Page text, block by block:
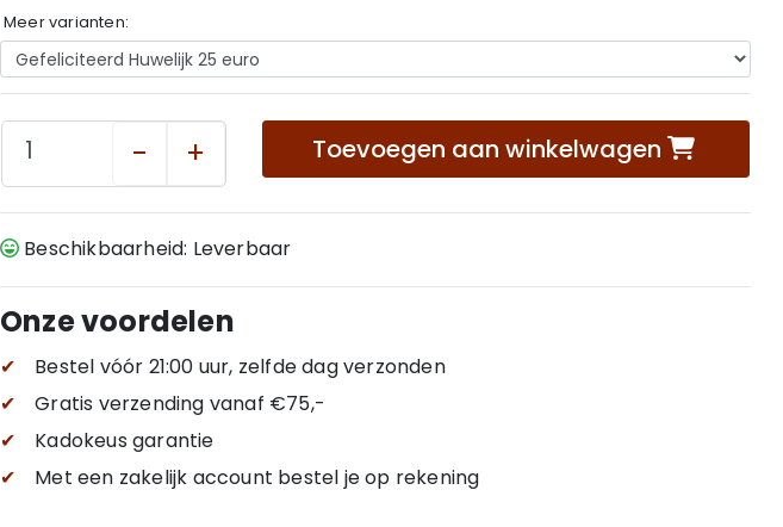
Meer varianten:
- + Toevoegen aan winkelwagen
Beschikbaarheid: Leverbaar
Onze voordelen
✔
Bestel vóór 21:00 uur, zelfde dag verzonden
✔
Gratis verzending vanaf €75,-
✔
Kadokeus garantie
✔
Met een zakelijk account bestel je op rekening